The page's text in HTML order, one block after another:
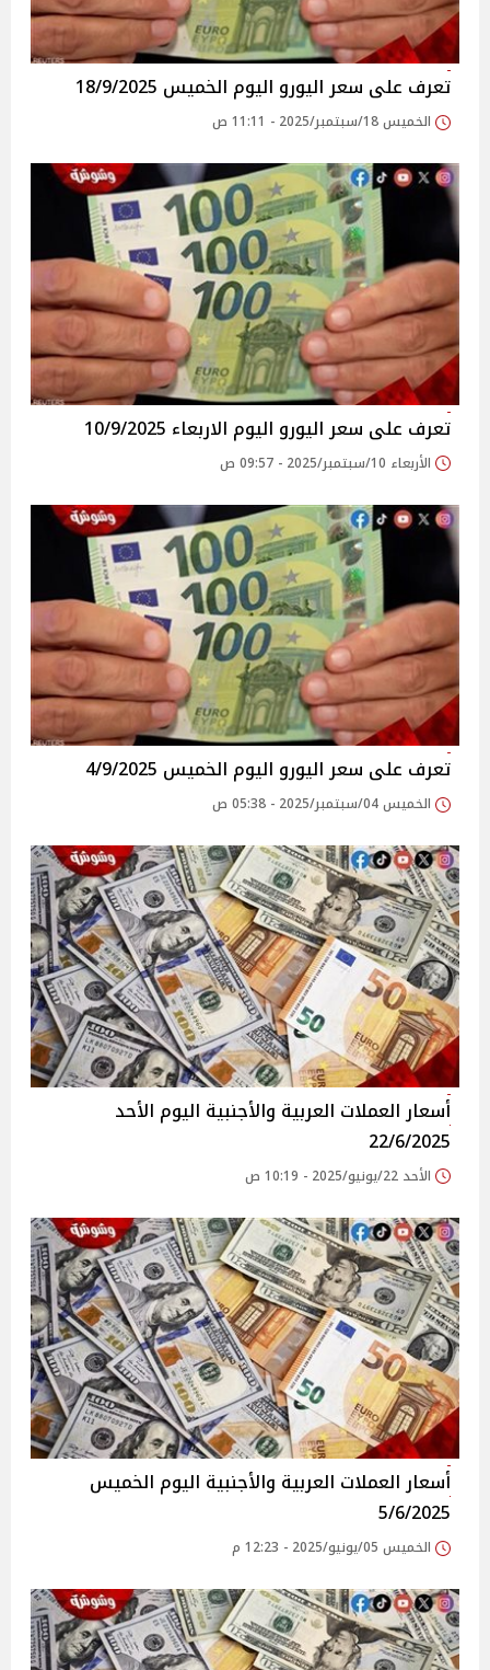
تعرف على سعر اليورو اليوم الخميس 18/9/2025
الخميس 18/سبتمبر/2025 - 11:11 ص
تعرف على سعر اليورو اليوم الاربعاء 10/9/2025
الأربعاء 10/سبتمبر/2025 - 09:57 ص
تعرف على سعر اليورو اليوم الخميس 4/9/2025
الخميس 04/سبتمبر/2025 - 05:38 ص
أسعار العملات العربية والأجنبية اليوم الأحد
22/6/2025
الأحد 22/يونيو/2025 - 10:19 ص
أسعار العملات العربية والأجنبية اليوم الخميس
5/6/2025
الخميس 05/يونيو/2025 - 12:23 م